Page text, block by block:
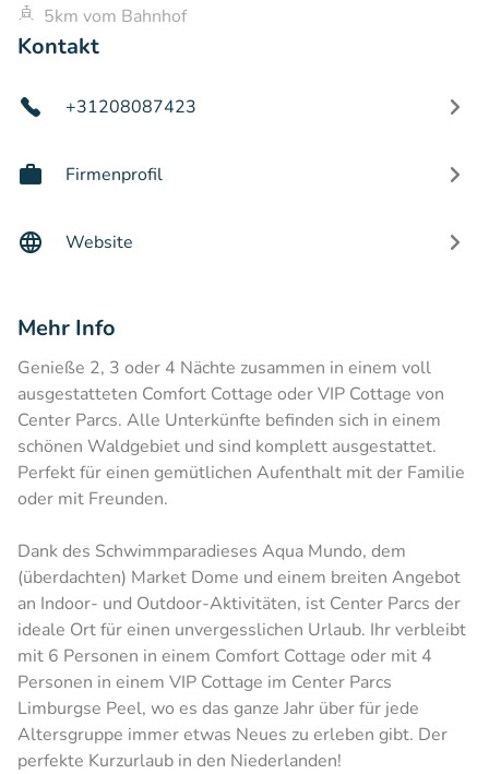
5km vom Bahnhof
Kontakt
+31208087423
Firmenprofil
Website
Mehr Info
Genieße 2, 3 oder 4 Nächte zusammen in einem voll
ausgestatteten Comfort Cottage oder VIP Cottage von
Center Parcs. Alle Unterkünfte befinden sich in einem
schönen Waldgebiet und sind komplett ausgestattet.
Perfekt für einen gemütlichen Aufenthalt mit der Familie
oder mit Freunden.
Dank des Schwimmparadieses Aqua Mundo, dem
(überdachten) Market Dome und einem breiten Angebot
an Indoor- und Outdoor-Aktivitäten, ist Center Parcs der
ideale Ort für einen unvergesslichen Urlaub. Ihr verbleibt
mit 6 Personen in einem Comfort Cottage oder mit 4
Personen in einem VIP Cottage im Center Parcs
Limburgse Peel, wo es das ganze Jahr über für jede
Altersgruppe immer etwas Neues zu erleben gibt. Der
perfekte Kurzurlaub in den Niederlanden!